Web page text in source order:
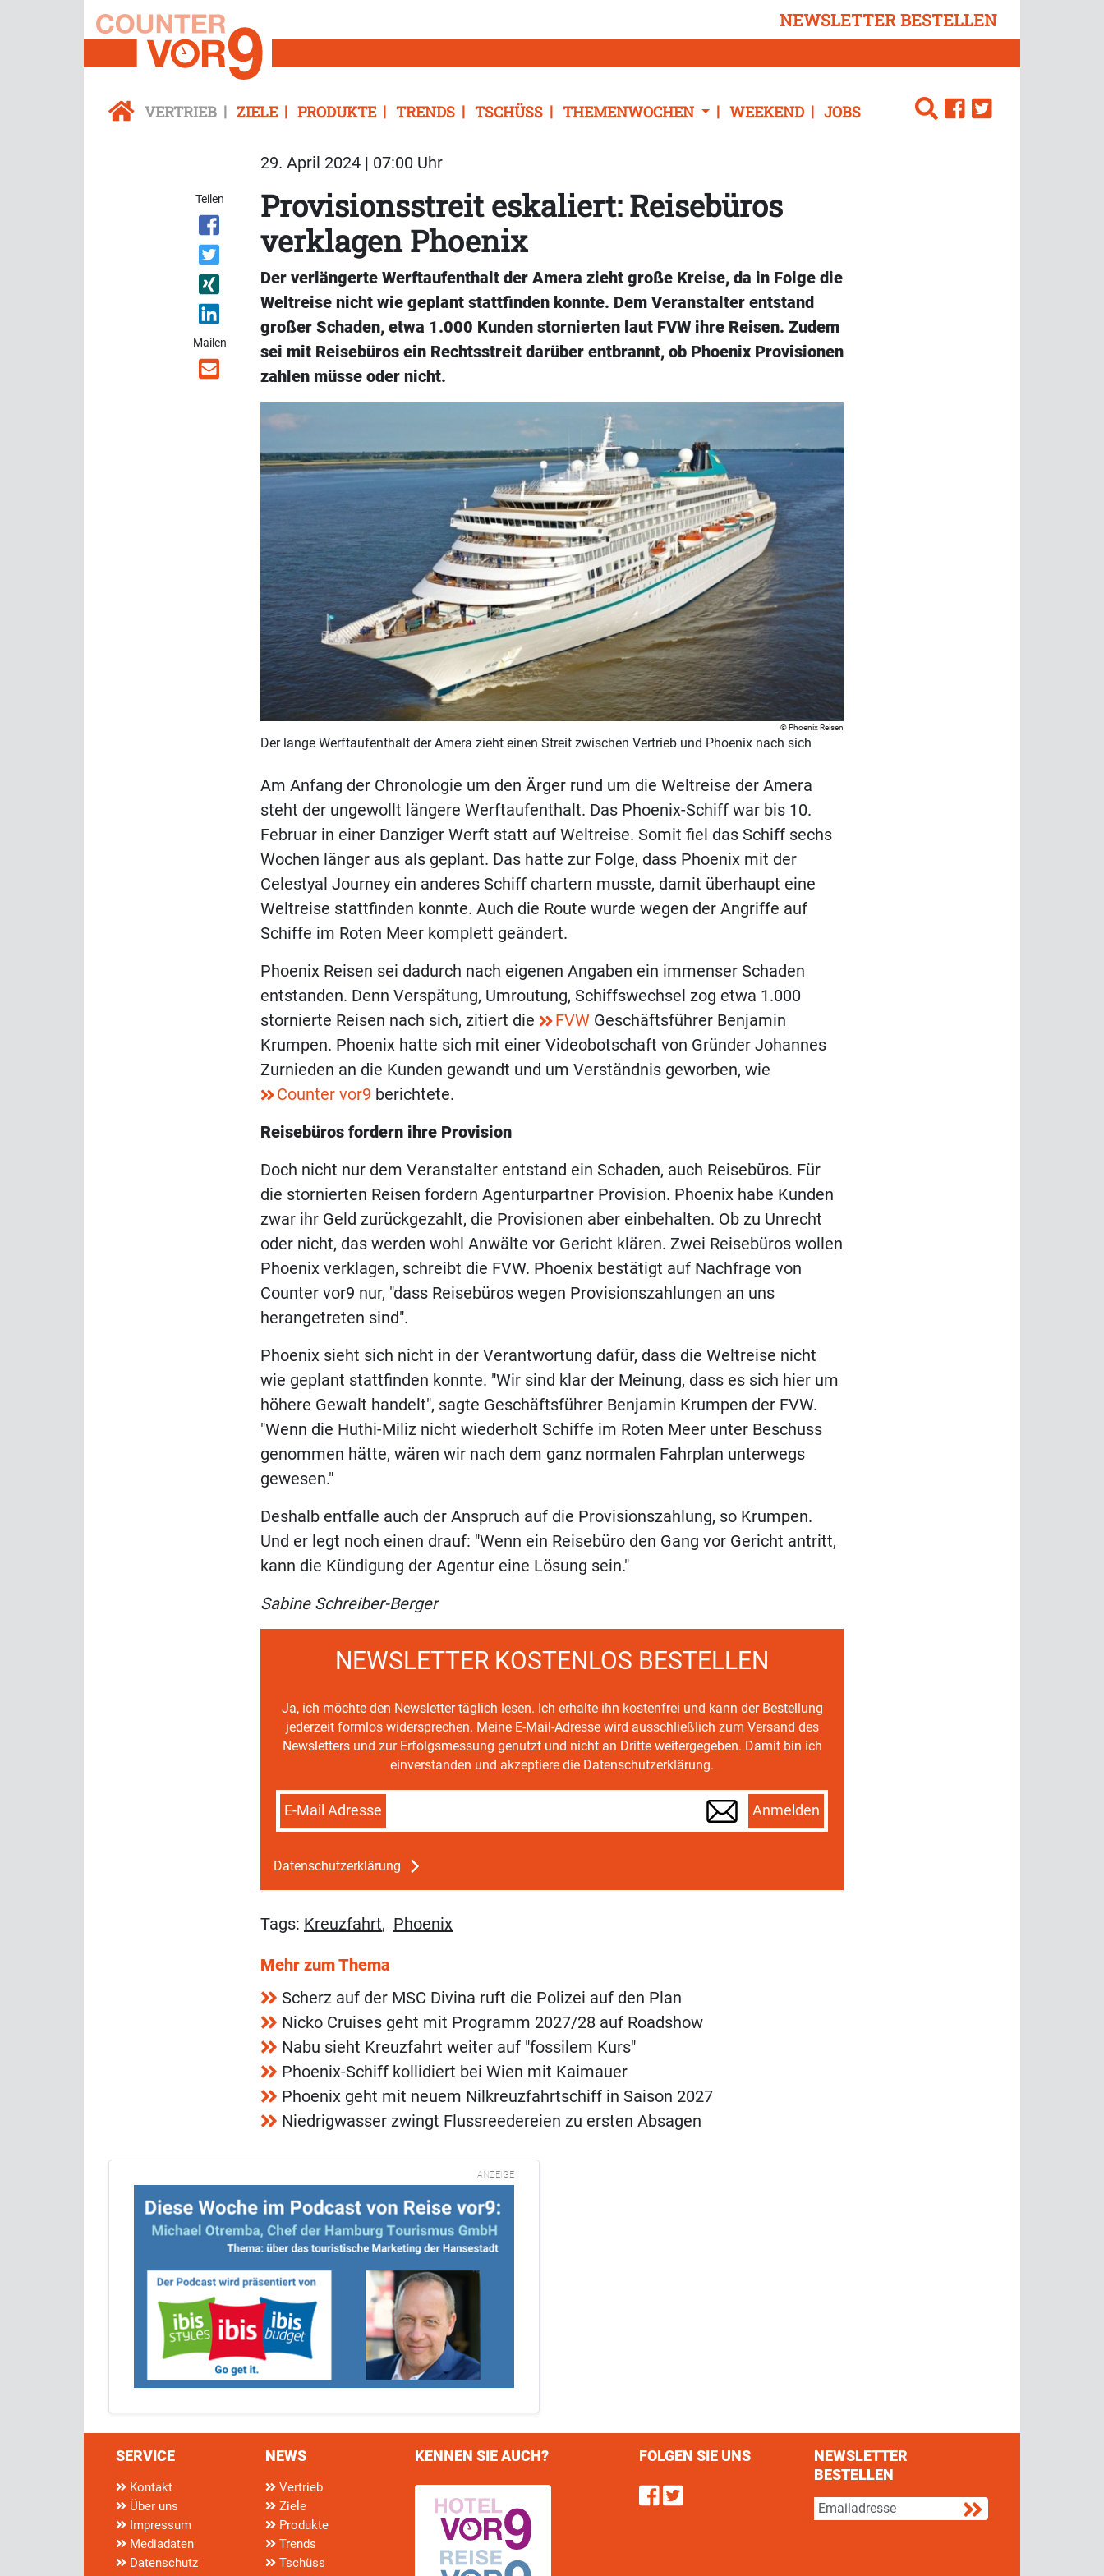
NEWSLETTER BESTELLEN
VERTRIEB ZIELE PRODUKTE TRENDS TSCHÜSS THEMENWOCHEN WEEKEND JOBS
29. April 2024 | 07:00 Uhr
Teilen
Mailen
Provisionsstreit eskaliert: Reisebüros
verklagen Phoenix
Der verlängerte Werftaufenthalt der Amera zieht große Kreise, da in Folge die
Weltreise nicht wie geplant stattfinden konnte. Dem Veranstalter entstand
großer Schaden, etwa 1.000 Kunden stornierten laut FVW ihre Reisen. Zudem
sei mit Reisebüros ein Rechtsstreit darüber entbrannt, ob Phoenix Provisionen
zahlen müsse oder nicht.
Phoenix Reisen
Der lange Werftaufenthalt der Amera zieht einen Streit zwischen Vertrieb und Phoenix nach sich
Am Anfang der Chronologie um den Ärger rund um die Weltreise der Amera
steht der ungewollt längere Werftaufenthalt. Das Phoenix-Schiff war bis 10.
Februar in einer Danziger Werft statt auf Weltreise. Somit fiel das Schiff sechs
Wochen länger aus als geplant. Das hatte zur Folge, dass Phoenix mit der
Celestyal Journey ein anderes Schiff chartern musste, damit überhaupt eine
Weltreise stattfinden konnte. Auch die Route wurde wegen der Angriffe auf
Schiffe im Roten Meer komplett geändert.
Phoenix Reisen sei dadurch nach eigenen Angaben ein immenser Schaden
entstanden. Denn Verspätung, Umroutung, Schiffswechsel zog etwa 1.000
stornierte Reisen nach sich, zitiert die
FVW Geschäftsführer Benjamin
Krumpen. Phoenix hatte sich mit einer Videobotschaft von Gründer Johannes
Zurnieden an die Kunden gewandt und um Verständnis geworben, wie
Counter vor9 berichtete.
Reisebüros fordern ihre Provision
Doch nicht nur dem Veranstalter entstand ein Schaden, auch Reisebüros. Für
die stornierten Reisen fordern Agenturpartner Provision. Phoenix habe Kunden
zwar ihr Geld zurückgezahlt, die Provisionen aber einbehalten. Ob zu Unrecht
oder nicht, das werden wohl Anwälte vor Gericht klären. Zwei Reisebüros wollen
Phoenix verklagen, schreibt die FVW. Phoenix bestätigt auf Nachfrage von
Counter vor9 nur, "dass Reisebüros wegen Provisionszahlungen an uns
herangetreten sind".
Phoenix sieht sich nicht in der Verantwortung dafür, dass die Weltreise nicht
wie geplant stattfinden konnte. "Wir sind klar der Meinung, dass es sich hier um
höhere Gewalt handelt", sagte Geschäftsführer Benjamin Krumpen der FVW.
"Wenn die Huthi-Miliz nicht wiederholt Schiffe im Roten Meer unter Beschuss
genommen hätte, wären wir nach dem ganz normalen Fahrplan unterwegs
gewesen."
Deshalb entfalle auch der Anspruch auf die Provisionszahlung, so Krumpen.
Und er legt noch einen drauf: "Wenn ein Reisebüro den Gang vor Gericht antritt,
kann die Kündigung der Agentur eine Lösung sein."
Sabine Schreiber-Berger
NEWSLETTER KOSTENLOS BESTELLEN
Ja, ich möchte den Newsletter täglich lesen. Ich erhalte ihn kostenfrei und kann der Bestellung
jederzeit formlos widersprechen. Meine E-Mail-Adresse wird ausschließlich zum Versand des
Newsletters und zur Erfolgsmessung genutzt und nicht an Dritte weitergegeben. Damit bin ich
einverstanden und akzeptiere die Datenschutzerklärung.
E-Mail Adresse Anmelden
Datenschutzerklärung
Tags: Kreuzfahrt, Phoenix
Mehr zum Thema
Scherz auf der MSC Divina ruft die Polizei auf den Plan
Nicko Cruises geht mit Programm 2027/28 auf Roadshow
Nabu sieht Kreuzfahrt weiter auf "fossilem Kurs"
Phoenix-Schiff kollidiert bei Wien mit Kaimauer
Phoenix geht mit neuem Nilkreuzfahrtschiff in Saison 2027
Niedrigwasser zwingt Flussreedereien zu ersten Absagen
ANZEIGE
SERVICE
Kontakt
Über uns
Impressum
Mediadaten
Datenschutz
NEWS
Vertrieb
Ziele
Produkte
Trends
Tschüss
KENNEN SIE AUCH? FOLGEN SIE UNS
Find us on Facebook
Follow us on Twitter
NEWSLETTER
BESTELLEN